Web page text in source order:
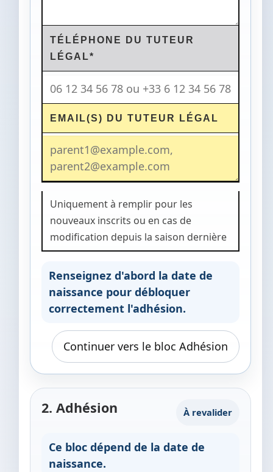
TÉLÉPHONE DU TUTEUR
LÉGAL*
EMAIL(S) DU TUTEUR LÉGAL
Uniquement à remplir pour les
nouveaux inscrits ou en cas de
modification depuis la saison dernière
Renseignez d'abord la date de
naissance pour débloquer
correctement l'adhésion.
Continuer vers le bloc Adhésion
2. Adhésion À revalider
Ce bloc dépend de la date de
naissance.